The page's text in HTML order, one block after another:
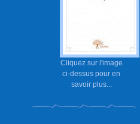
Cliquez sur l'image
ci-dessus pour en
savoir plus...